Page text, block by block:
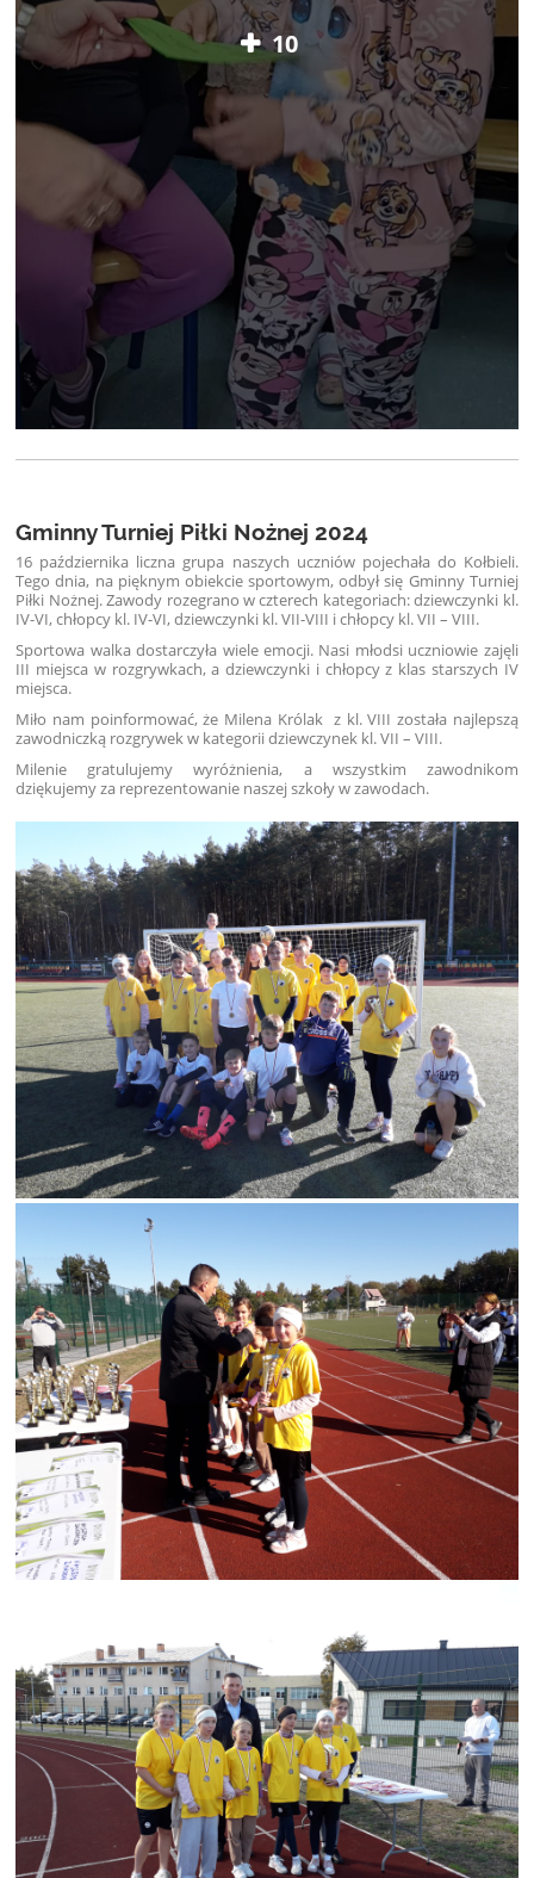
10
Gminny Turniej Piłki Nożnej 2024
16 października liczna grupa naszych uczniów pojechała do Kołbieli.
Tego dnia, na pięknym obiekcie sportowym, odbył się Gminny Turniej
Piłki Nożnej. Zawody rozegrano w czterech kategoriach: dziewczynki kl.
IV-VI, chłopcy kl. IV-VI, dziewczynki kl. VII-VIII i chłopcy kl. VII – VIII.
Sportowa walka dostarczyła wiele emocji. Nasi młodsi uczniowie zajęli
III miejsca w rozgrywkach, a dziewczynki i chłopcy z klas starszych IV
miejsca.
Miło nam poinformować, że Milena Królak z kl. VIII została najlepszą
zawodniczką rozgrywek w kategorii dziewczynek kl. VII – VIII.
Milenie gratulujemy wyróżnienia, a wszystkim zawodnikom
dziękujemy za reprezentowanie naszej szkoły w zawodach.